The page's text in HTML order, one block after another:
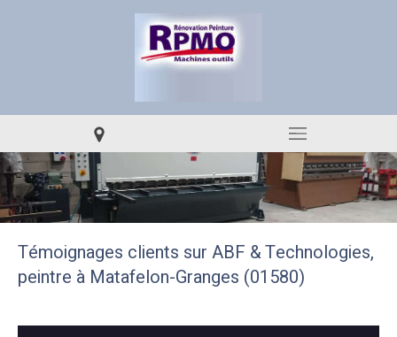
Témoignages clients sur ABF & Technologies,
peintre à Matafelon-Granges (01580)